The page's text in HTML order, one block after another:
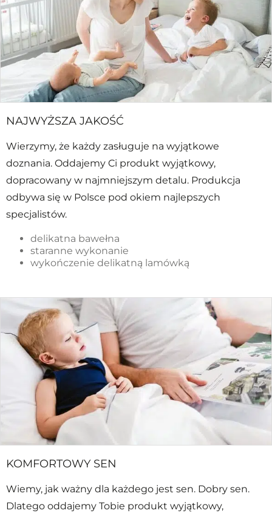
NAJWYŻSZA JAKOŚĆ
Wierzymy, że każdy zasługuje na wyjątkowe
doznania. Oddajemy Ci produkt wyjątkowy,
dopracowany w najmniejszym detalu. Produkcja
odbywa się w Polsce pod okiem najlepszych
specjalistów.
delikatna bawełna
staranne wykonanie
wykończenie delikatną lamówką
KOMFORTOWY SEN
Wiemy, jak ważny dla każdego jest sen. Dobry sen.
Dlatego oddajemy Tobie produkt wyjątkowy,